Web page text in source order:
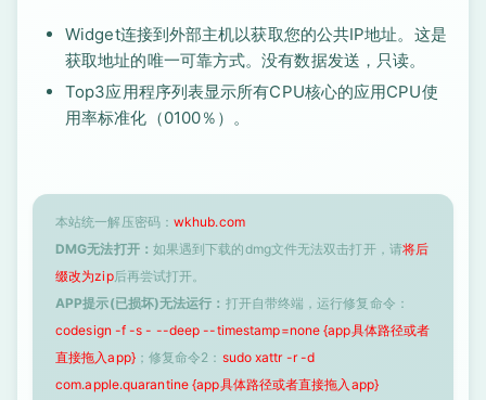
Widget连接到外部主机以获取您的公共IP地址。这是
获取地址的唯一可靠方式。没有数据发送，只读。
Top3应用程序列表显示所有CPU核心的应用CPU使
用率标准化（0100％）。
本站统一解压密码： wkhub.com
DMG无法打开： 如果遇到下载的dmg文件无法双击打开，请将后
缀改为zip后再尝试打开。
APP提示(已损坏)无法运行： 打开自带终端，运行修复命令：
codesign -f -s - --deep --timestamp=none {app具体路径或者
直接拖入app}；修复命令2： sudo xattr -r -d
com.apple.quarantine {app具体路径或者直接拖入app}